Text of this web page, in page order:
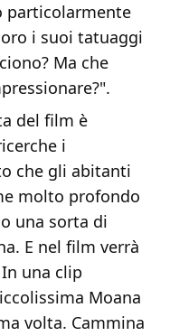
particolarmente
i suoi tatuaggi
Ma che
del film è
i
che gli abitanti
molto profondo
una sorta di
E nel film verrà
una clip
Moana
volta. Cammina